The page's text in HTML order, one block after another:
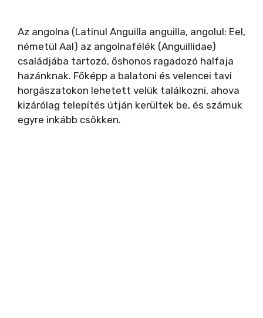
Az angolna (Latinul Anguilla anguilla, angolul: Eel,
németül Aal) az angolnafélék (Anguillidae)
családjába tartozó, őshonos ragadozó halfaja
hazánknak. Főképp a balatoni és velencei tavi
horgászatokon lehetett velük találkozni, ahova
kizárólag telepítés útján kerültek be, és számuk
egyre inkább csökken.